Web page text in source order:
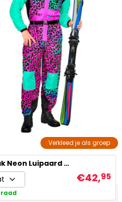
Verkleed je als groep
Fout Skipak Neon Luipaard Dames Heren
€42,95